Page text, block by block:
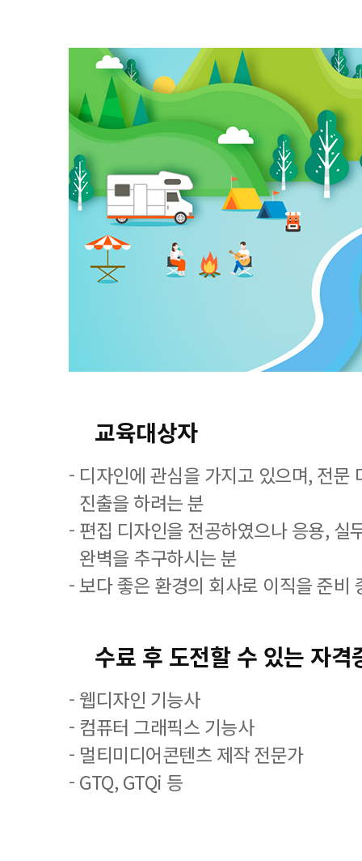
교육대상자
- 디자인에 관심을 가지고 있으며, 전문
진출을 하려는 분
- 편집 디자인을 전공하였으나 응용, 실
완벽을 추구하시는 분
- 보다 좋은 환경의 회사로 이직을 준비
수료 후 도전할 수 있는 자격
- 웹디자인 기능사
- 컴퓨터 그래픽스 기능사
- 멀티미디어콘텐츠 제작 전문가
- GTQ, GTQi 등